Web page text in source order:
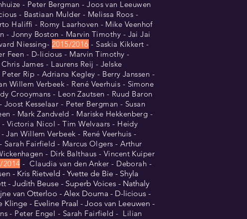
- Peter Bergman - Joos van Leeuwen
- Bastiaan Mulder - Melissa Roos -
Haliffi - Romy Laarhoven - Mike Veenhof
- Jonny Boston - Marvin Timothy - Jai Jai
Niessing- 2015/2016 - Saskia Kikkert -
Feen - D-licious - Marvin Timothy -
James - Laurens Reij - Jelske
Rip - Adriana Kegley - Berry Janssen -
Willem Verbeek - René Veerhuis - Simone
Crooymans - Leon Zautsen - Ruud Baron
Kesselaar - Peter Bergman - Susan
- Mark Zandveld - Mariske Hekkenberg -
- Victoria Nicol - Tim Welvaars - Heidy
Willem Verbeek - René Veerhuis -
Sarah Fairfield - Marcus Olgers - Arthur
- Dirk Balthaus - Vincent Kuiper
2014 - Claudia van den Anker - Deborah -
- Kris Rietveld - Yvette de Bie - Shyla
- Judith Beuse - Superb Voices - Nathaly
van Otterloo - Alex Douma - D-licious -
- Eveline Praal - Joos van Leeuwen -
- Peter Engel - Sarah Fairfield - Lilian